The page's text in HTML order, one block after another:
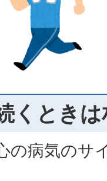
くとき
の病気のサ